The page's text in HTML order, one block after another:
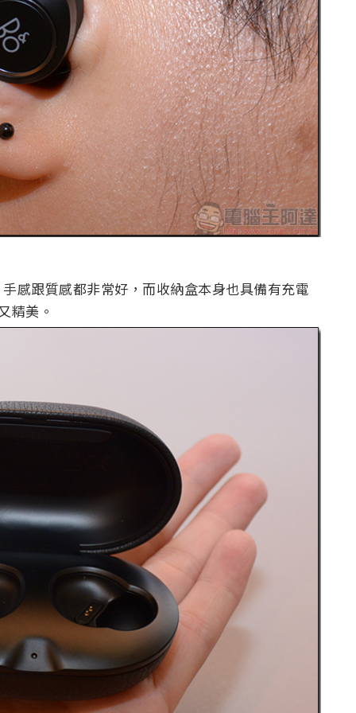
感跟質感都非常好，而收納盒本身也具備有充電
精美。